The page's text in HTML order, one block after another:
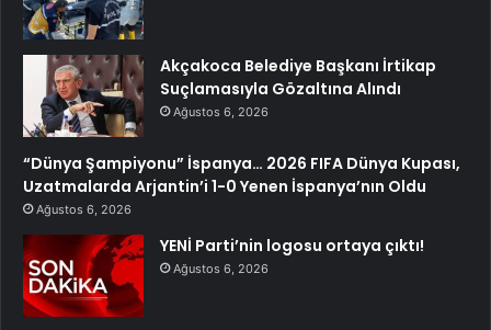
Akçakoca Belediye Başkanı İrtikap
Suçlamasıyla Gözaltına Alındı
Ağustos 6, 2026
“Dünya Şampiyonu” İspanya… 2026 FIFA Dünya Kupası,
Uzatmalarda Arjantin’i 1-0 Yenen İspanya’nın Oldu
Ağustos 6, 2026
YENİ Parti’nin logosu ortaya çıktı!
Ağustos 6, 2026